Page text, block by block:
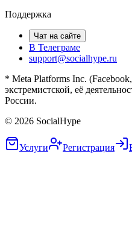
Поддержка
Чат на сайте
В Телеграме
support@socialhype.ru
* Meta Platforms Inc.
экстремистской, её
России.
© 2026 SocialHype
Услуги Регистрация